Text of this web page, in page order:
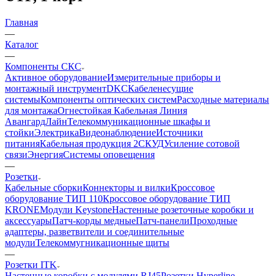
Главная
—
Каталог
—
Компоненты СКС
Активное оборудованиеИзмерительные приборы и
монтажный инструментDKCКабеленесущие
системыКомпоненты оптических системРасходные материалы
для монтажаОгнестойкая Кабельная Линия
АвангардЛайнТелекоммуникационные шкафы и
стойкиЭлектрикаВидеонаблюдениеИсточники
питанияКабельная продукция 2СКУДУсиление сотовой
связиЭнергияСистемы оповещения
—
Розетки
Кабельные сборкиКоннекторы и вилкиКроссовое
оборудование ТИП 110Кроссовое оборудование ТИП
KRONEМодули KeystoneНастенные розеточные коробки и
аксессуарыПатч-корды медныеПатч-панелиПроходные
адаптеры, разветвители и соединительные
модулиТелекоммугникационные щиты
—
Розетки ITK